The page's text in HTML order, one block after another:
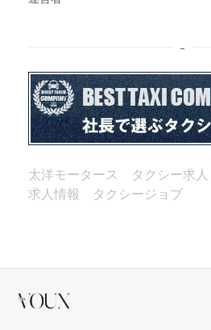
–
太洋モータース タクシー求人
求人情報 タクシージョブ